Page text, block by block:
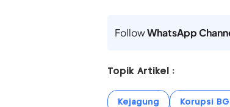
FollowWhatsApp
Topik Artikel :
Kejagung Korupsi